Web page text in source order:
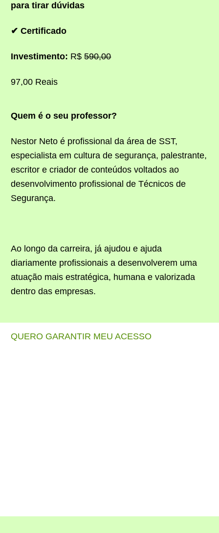
para tirar dúvidas
✔ Certificado
Investimento: R$590,00
97,00 Reais
Quem é o seu professor?
Nestor Neto é profissional da área de SST,
especialista em cultura de segurança, palestrante,
escritor e criador de conteúdos voltados ao
desenvolvimento profissional de Técnicos de
Segurança.
Ao longo da carreira, já ajudou e ajuda
diariamente profissionais a desenvolverem uma
atuação mais estratégica, humana e valorizada
dentro das empresas.
QUERO GARANTIR MEU ACESSO